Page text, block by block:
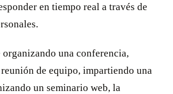
en tiempo real a través de
organizando una conferencia,
de equipo, impartiendo una
un seminario web, la